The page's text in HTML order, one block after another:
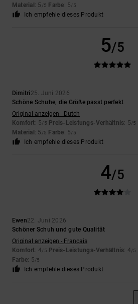
Material : 5 /5 Farbe: 5/5
Ich empfehle dieses Produkt
5/5
Dimitri 25. Juni 2026
Schöne Schuhe, die Größe passt perfekt
Original anzeigen - Dutch
Komfort: 5/5 Preis-Leistungs-Verhältnis: 5/5
Material : 5 /5 Farbe: 5/5
Ich empfehle dieses Produkt
4/5
Ewen22. Juni 2026
Schöner Schuh und gute Qualität
Original anzeigen - Français
Komfort: 4/5 Preis-Leistungs-Verhältnis: 4/5
Farbe: 5/5
Ich empfehle dieses Produkt